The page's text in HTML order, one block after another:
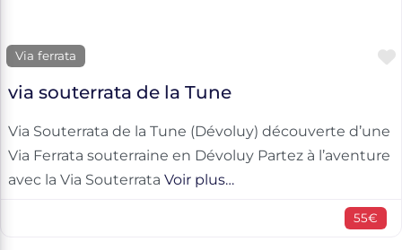
Via ferrata
via souterrata de la Tune
Via Souterrata de la Tune (Dévoluy) découverte d’une
Via Ferrata souterraine en Dévoluy Partez à l’aventure
avec la Via Souterrata Voir plus…
55€